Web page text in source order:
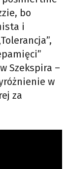
bo
i
Szekspira –
w
za